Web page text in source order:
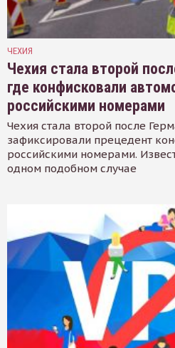
ЧЕХИЯ
Чехия стала второй
где конфисковали
российскими номерами
Чехия стала второй после
зафиксировали прецедент
российскими номерами.
одном подобном случае